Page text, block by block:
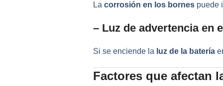
La corrosión en los bornes puede
– Luz de advertencia en
Si se enciende la luz de la batería
Factores que afectan